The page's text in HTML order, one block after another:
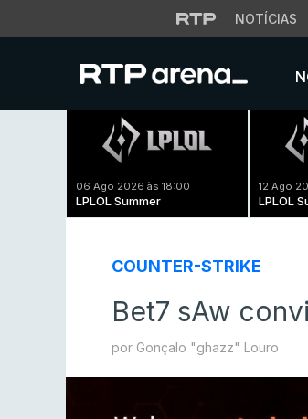
NOTÍCIAS
06 Ago 2026 às 18:00
LPLOL Summer
12 Ago
LPLOL
COUNTER-STRIKE
Bet7 sAw
por Gonçalo "ghazz" Louro